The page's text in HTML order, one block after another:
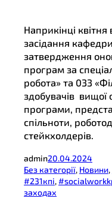
Наприкінці
засідання
затвердження
програм за
робота» та 033
здобувачів вищої
програми,
спільноти,
стейкхолдерів.
admin20.04.2024
Без категорії, Новини,
#231кпі,
заходах